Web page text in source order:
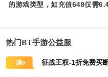
的游戏类型，如充值648仅需
热门BT手游公益服
满v 征战王权-1折免费买